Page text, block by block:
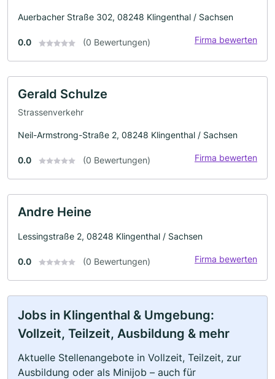
Auerbacher Straße 302, 08248 Klingenthal / Sachsen
0.0 (0 Bewertungen) Firma bewerten
Gerald Schulze
Strassenverkehr
Neil-Armstrong-Straße 2, 08248 Klingenthal / Sachsen
0.0 (0 Bewertungen) Firma bewerten
Andre Heine
Lessingstraße 2, 08248 Klingenthal / Sachsen
0.0 (0 Bewertungen) Firma bewerten
Jobs in Klingenthal & Umgebung:
Vollzeit, Teilzeit, Ausbildung & mehr
Aktuelle Stellenangebote in Vollzeit, Teilzeit, zur
Ausbildung oder als Minijob – auch für